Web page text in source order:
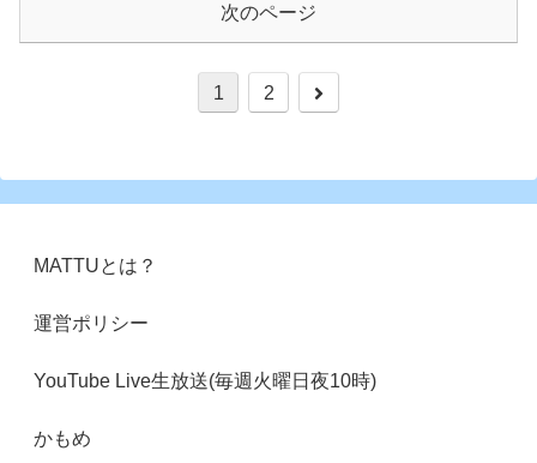
次のページ
1 2
次
MATTUとは？
運営ポリシー
YouTube Live生放送(毎週火曜日夜10時)
かもめ